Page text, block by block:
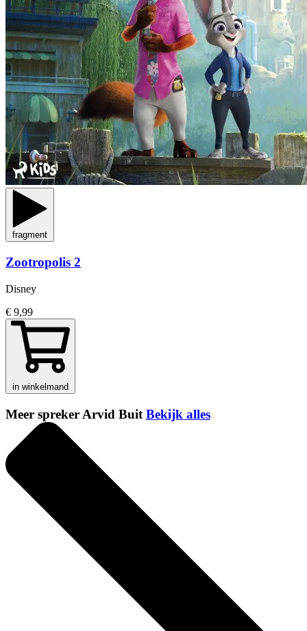
fragment
Zootropolis 2
Disney
€ 9,99
in winkelmand
Meer spreker Arvid Buit Bekijk alles